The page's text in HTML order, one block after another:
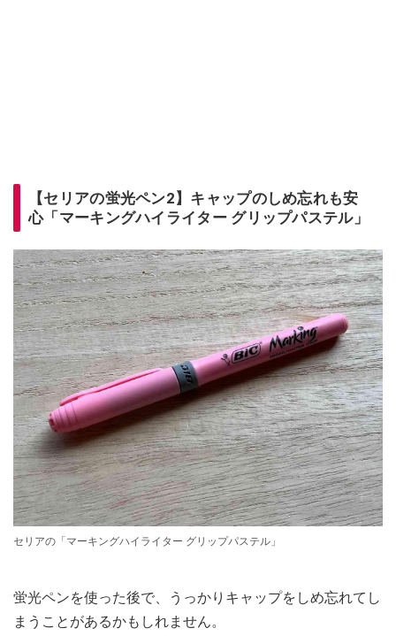
【セリアの蛍光ペン2】キャップのしめ忘れも安
心「マーキングハイライター グリップパステル」
セリアの「マーキングハイライター グリップパステル」
蛍光ペンを使った後で、うっかりキャップをしめ忘れてし
まうことがあるかもしれません。